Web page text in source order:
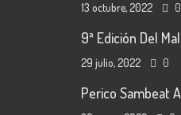
13 octubre, 2022 0
9ª Edición Del
29 julio, 2022 0
Perico Sambeat